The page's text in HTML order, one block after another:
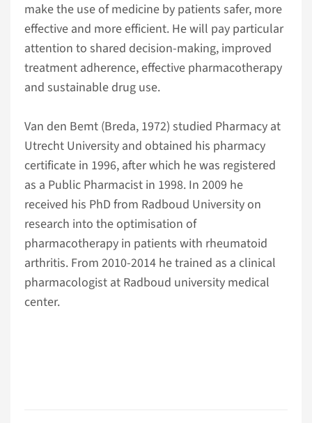
make the use of medicine by patients safer, more
effective and more efficient. He will pay particular
attention to shared decision-making, improved
treatment adherence, effective pharmacotherapy
and sustainable drug use.
Van den Bemt (Breda, 1972) studied Pharmacy at
Utrecht University and obtained his pharmacy
certificate in 1996, after which he was registered
as a Public Pharmacist in 1998. In 2009 he
received his PhD from Radboud University on
research into the optimisation of
pharmacotherapy in patients with rheumatoid
arthritis. From 2010-2014 he trained as a clinical
pharmacologist at Radboud university medical
center.